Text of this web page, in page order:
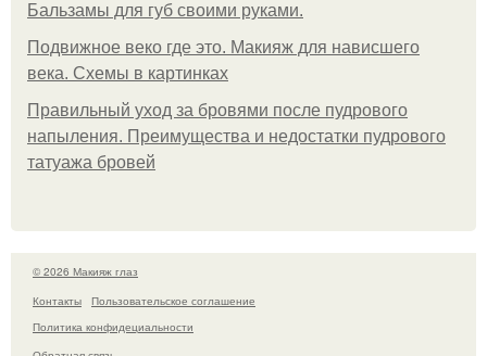
Бальзамы для губ своими руками.
Подвижное веко где это. Макияж для нависшего
века. Схемы в картинках
Правильный уход за бровями после пудрового
напыления. Преимущества и недостатки пудрового
татуажа бровей
© 2026 Макияж глаз
Контакты
Пользовательское соглашение
Политика конфидециальности